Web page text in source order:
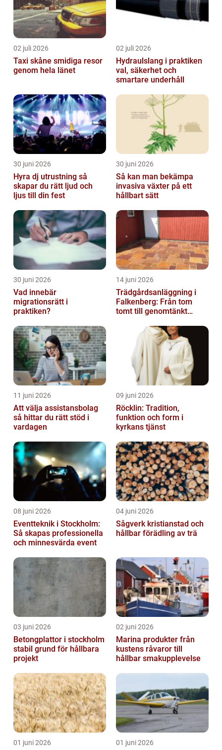
02 juli 2026
Taxi skåne smidiga resor
genom hela länet
02 juli 2026
Hydraulslang i praktiken
val, säkerhet och
smartare underhåll
30 juni 2026
Hyra dj utrustning så
skapar du rätt ljud och
ljus till din fest
30 juni 2026
Så kan man bekämpa
invasiva växter på ett
hållbart sätt
30 juni 2026
Vad innebär
migrationsrätt i
praktiken?
14 juni 2026
Trädgårdsanläggning i
Falkenberg: Från tom
tomt till genomtänkt
11 juni 2026
Att välja assistansbolag
så hittar du rätt stöd i
vardagen
09 juni 2026
Röcklin: Tradition,
funktion och form i
kyrkans tjänst
08 juni 2026
Eventteknik i Stockholm:
Så skapas professionella
och minnesvärda event
04 juni 2026
Sågverk kristianstad och
hållbar förädling av trä
03 juni 2026
Betongplattor i stockholm
stabil grund för hållbara
projekt
02 juni 2026
Marina produkter från
kustens råvaror till
hållbar smakupplevelse
01 juni 2026 01 juni 2026